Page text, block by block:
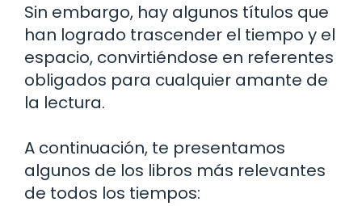
Sin embargo, hay algunos títulos que
han logrado trascender el tiempo y el
espacio, convirtiéndose en referentes
obligados para cualquier amante de
la lectura.
A continuación, te presentamos
algunos de los libros más relevantes
de todos los tiempos: